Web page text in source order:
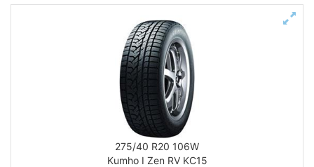
275/40 R20 106W
Kumho I Zen RV KC15
Залишок протектора мм.